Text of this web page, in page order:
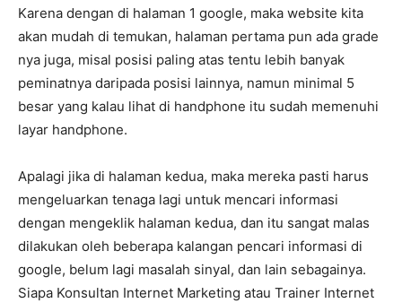
Karena dengan di halaman 1 google, maka website kita
akan mudah di temukan, halaman pertama pun ada grade
nya juga, misal posisi paling atas tentu lebih banyak
peminatnya daripada posisi lainnya, namun minimal 5
besar yang kalau lihat di handphone itu sudah memenuhi
layar handphone.
Apalagi jika di halaman kedua, maka mereka pasti harus
mengeluarkan tenaga lagi untuk mencari informasi
dengan mengeklik halaman kedua, dan itu sangat malas
dilakukan oleh beberapa kalangan pencari informasi di
google, belum lagi masalah sinyal, dan lain sebagainya.
Siapa Konsultan Internet Marketing atau Trainer Internet